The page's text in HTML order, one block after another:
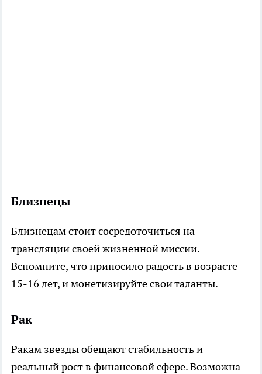
Близнецы
Близнецам стоит сосредоточиться на
трансляции своей жизненной миссии.
Вспомните, что приносило радость в возрасте
15-16 лет, и монетизируйте свои таланты.
Рак
Ракам звезды обещают стабильность и
реальный рост в финансовой сфере. Возможна